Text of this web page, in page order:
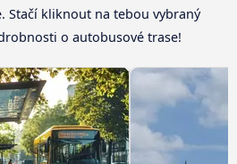
Stačí kliknout na tebou vybraný
o autobusové trase!